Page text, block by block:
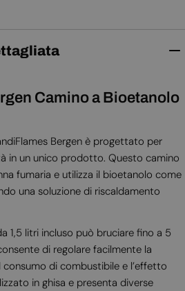
Camino a Bioetanolo
Bergen è progettato per
in un unico prodotto. Questo camino
fumaria e utilizza il bioetanolo come
una soluzione di riscaldamento
1,5 litri incluso può bruciare fino a 5
di regolare facilmente la
di combustibile e l’effetto
in ghisa e presenta diverse